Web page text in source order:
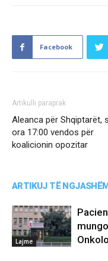
Facebook
Artikulli paraprak
Aleanca për Shqiptarët,
ora 17:00 vendos për
koalicionin opozitar
ARTIKUJ TË
Lajme